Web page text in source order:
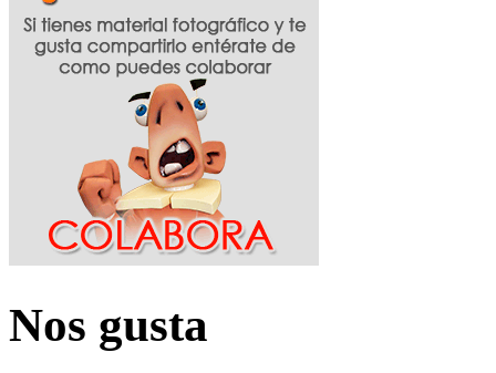
Nos gusta